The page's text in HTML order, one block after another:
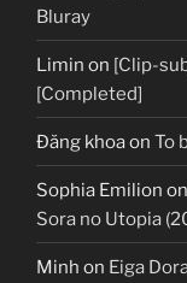
Bluray
Limin on [Clip-
[Completed]
Đăng khoaon To
Sophia Emilion on
Sora no Utopia
Minh on Eiga